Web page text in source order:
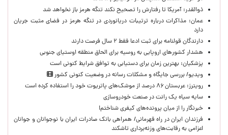
ذوالقدر: آمریکا تا رفتارش را تصحیح نکند تنگه هرمز باز نخواهد شد
عمان: مذاکرات درباره ترتیبات دریانوردی در تنگه هرمز در فضای مثبت جریان
دارد
دارندگان قولنامه برای ثبت ادعا فقط ۲ سال فرصت دارند
هشدار کشورهای اروپایی به روسیه برای الحاق منطقه اوستیای جنوبی
پزشکیان‌: بهترین زمان برای دستیابی به توافق شرایط کنونی است
ویدیو/ بررسی جایگاه و مشکلات رسانه در وضعیت کنونی کشور
رویترز: عربستان ۸۶ درصد از موشک‌های پاتریوت خود را استفاده کرده است
سایه سیاه یک رانت در صنعت خودروسازی
خبرنگار را از میان پرونده‌های کیفری شناختم!
​فرزندان ایران در راه قهرمانی/ همراهی بانک صادرات ایران با نوجوانان و جوانان
اعزامی به رقابت‌های وزنه‌برداری تاشکند